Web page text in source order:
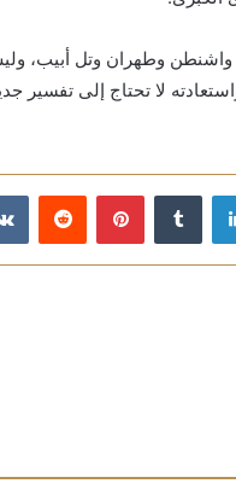
وطهران وتل أبيب،
لا تحتاج إلى
لينكدإن بينتيريست